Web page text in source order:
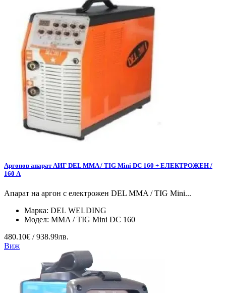
Аргонов апарат АИГ DEL MMA / TIG Mini DC 160 + ЕЛЕКТРОЖЕН /
160 А
Апарат на аргон с електрожен DEL MMA / TIG Mini...
Марка: DEL WELDING
Модел: MMA / TIG Mini DC 160
480.10€ / 938.99лв.
Виж